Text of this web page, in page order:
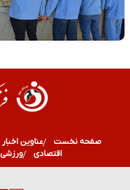
صفحه نخست عناوین اخبار
اقتصادی
ورزشی